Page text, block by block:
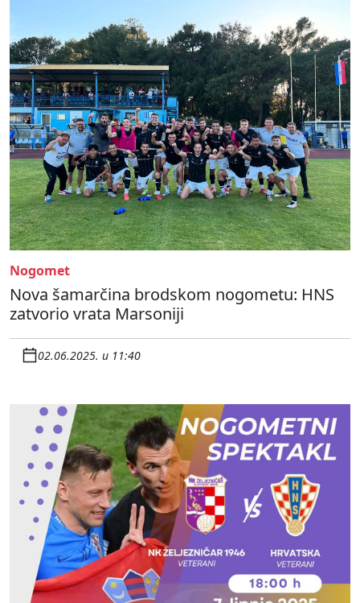
Nogomet
Nova šamarčina brodskom nogometu: HNS
zatvorio vrata Marsoniji
02.06.2025. u 11:40